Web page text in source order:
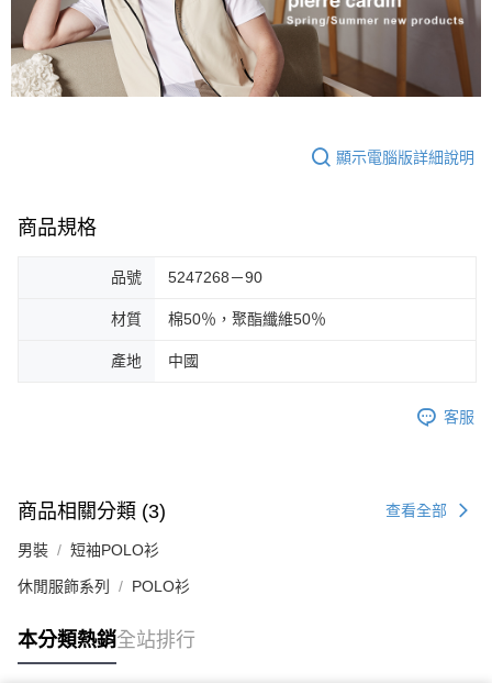
顯示電腦版詳細說明
商品規格
品號 5247268－90
材質 棉50％，聚酯纖維50％
產地 中國
客服
商品相關分類 (3) 查看全部
男裝 短袖POLO衫
休閒服飾系列 POLO衫
本分類熱銷全站排行